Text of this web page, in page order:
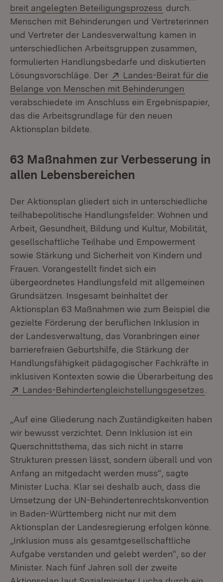
breit angelegten Beteiligungsprozess (Öffnet in
durch.
Menschen mit Behinderungen und Vertreterinnen
und Vertreter der Landesverwaltung kamen in
unterschiedlichen Arbeitsgruppen zusammen,
formulierten Handlungsbedarfe und diskutierten
Lösungsvorschläge. Der
Extern:
Landes-Beirat für die
Belange von Menschen mit Behinderungen
verabschiedete im Anschluss ein Ergebnispapier,
das die Arbeitsgrundlage für den neuen
Aktionsplan bildete.
63 Maßnahmen zur Verbesserung in
allen Lebensbereichen
Der Aktionsplan gliedert sich in unterschiedliche
teilhabepolitische Handlungsfelder: Wohnen und
Arbeit, Gesundheit, Bildung und Kultur, Mobilität,
gesellschaftliche Teilhabe und Empowerment
sowie Stärkung und Sicherheit von Kindern und
Frauen. Vorangestellt findet sich ein
übergeordnetes Handlungsfeld mit allgemeinen
Grundsätzen. Insgesamt beinhaltet der
Aktionsplan 63 Maßnahmen wie zum Beispiel die
gezielte Förderung der beruflichen Inklusion in
der Landesverwaltung, das Voranbringen einer
barrierefreien Geburtshilfe, die Stärkung der
Handlungsfähigkeit pädagogischer Fachkräfte in
inklusiven Kontexten sowie die Überarbeitung des
Extern:
Landes-Behindertengleichstellungsgesetzes
„Auf eine Gliederung nach Zuständigkeiten haben
wir bewusst verzichtet. Denn Inklusion ist ein
Querschnittsthema, das sich nicht in starre
Strukturen pressen lässt, sondern überall und von
Anfang an mitgedacht werden muss“, sagte
Minister Lucha. Klar sei deshalb auch, dass die
Umsetzung der UN-Behindertenrechtskonvention
in Baden-Württemberg nicht nur mit dem
Aktionsplan der Landesregierung erfolgen könne.
„Inklusion muss als gesamtgesellschaftliche
Aufgabe verstanden und gelebt werden“, so der
Minister. Nach fünf Jahren soll der zweite